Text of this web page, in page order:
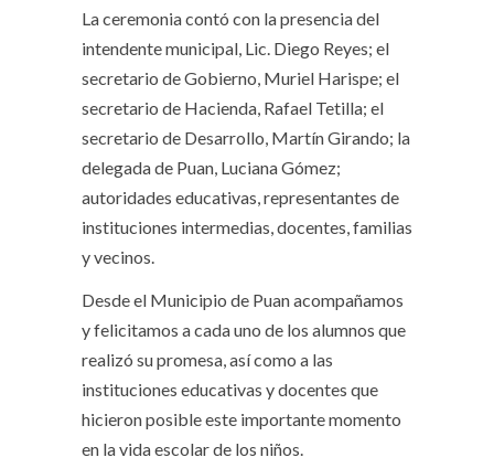
La ceremonia contó con la presencia del
intendente municipal, Lic. Diego Reyes; el
secretario de Gobierno, Muriel Harispe; el
secretario de Hacienda, Rafael Tetilla; el
secretario de Desarrollo, Martín Girando; la
delegada de Puan, Luciana Gómez;
autoridades educativas, representantes de
instituciones intermedias, docentes, familias
y vecinos.
Desde el Municipio de Puan acompañamos
y felicitamos a cada uno de los alumnos que
realizó su promesa, así como a las
instituciones educativas y docentes que
hicieron posible este importante momento
en la vida escolar de los niños.